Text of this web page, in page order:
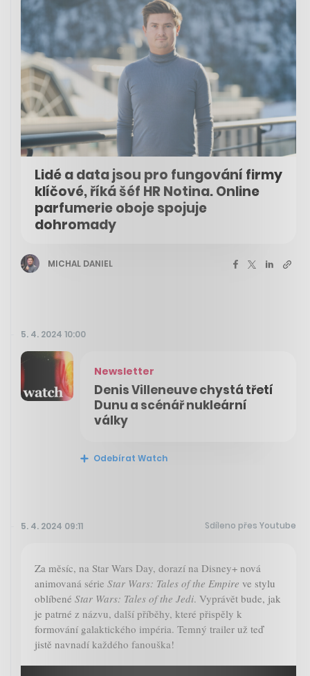
Lidé a data jsou pro fungování firmy
klíčové, říká šéf HR Notina. Online
parfumerie oboje spojuje
dohromady
MICHAL DANIEL
5. 4. 2024 10:00
Newsletter
Denis Villeneuve chystá třetí
Dunu a scénář nukleární
války
Odebírat Watch
5. 4. 2024 09:11 Sdíleno přes Youtube
Za měsíc, na Star Wars Day, dorazí na Disney+ nová
animovaná série Star Wars: Tales of the Empire ve stylu
oblíbené Star Wars: Tales of the Jedi. Vyprávět bude, jak
je patrné z názvu, další příběhy, které přispěly k
formování galaktického impéria. Temný trailer už teď
jistě navnadí každého fanouška!